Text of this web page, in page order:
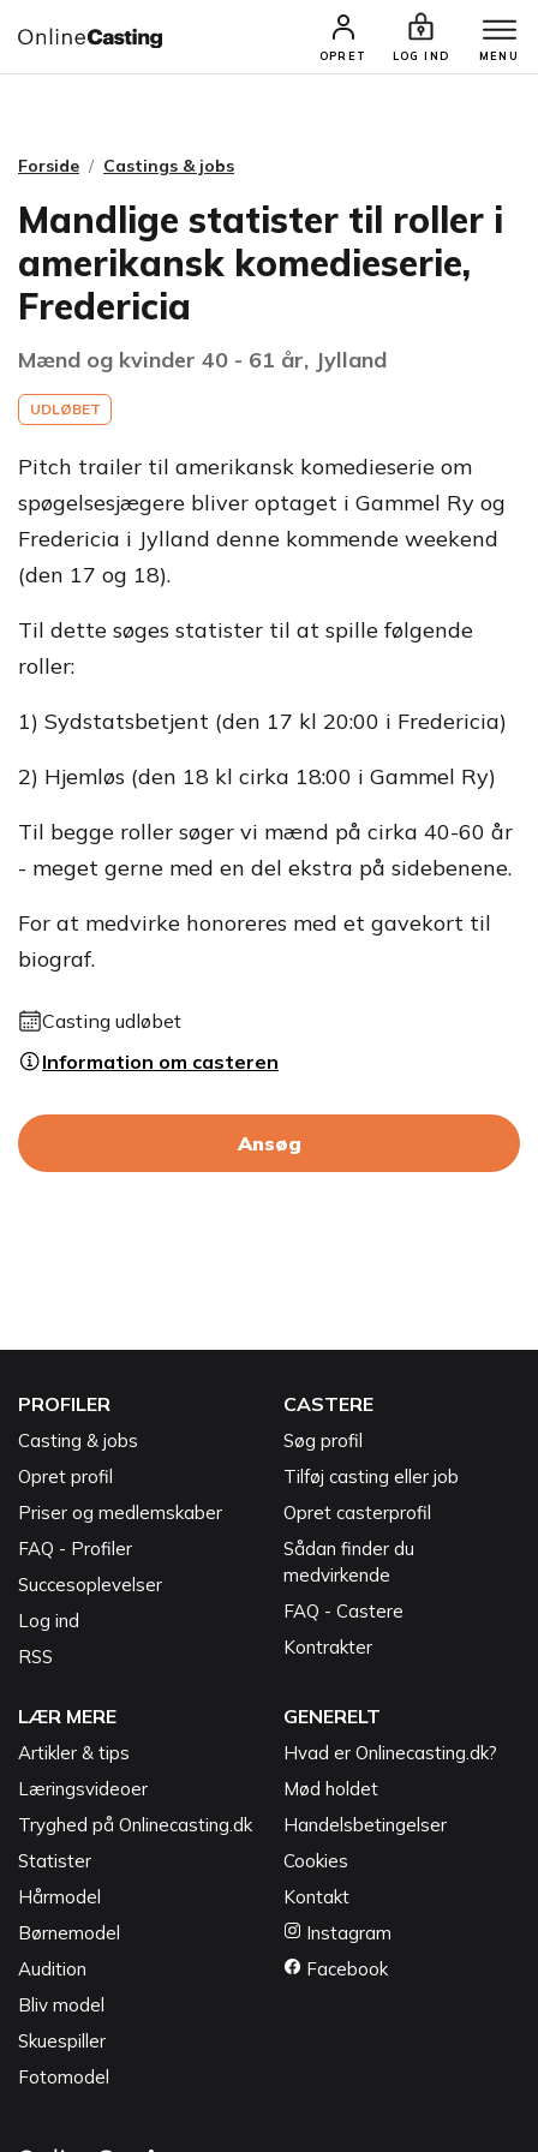
OPRET LOG IND MENU
CASTINGS & JOBS SØG PROFIL
Forside Castings & jobs
Mandlige statister til roller i
amerikansk komedieserie,
Fredericia
Mænd og kvinder 40 - 61 år, Jylland
UDLØBET
Pitch trailer til amerikansk komedieserie om
spøgelsesjægere bliver optaget i Gammel Ry og
Fredericia i Jylland denne kommende weekend
(den 17 og 18).
Til dette søges statister til at spille følgende
roller:
1) Sydstatsbetjent (den 17 kl 20:00 i Fredericia)
2) Hjemløs (den 18 kl cirka 18:00 i Gammel Ry)
Til begge roller søger vi mænd på cirka 40-60 år
- meget gerne med en del ekstra på sidebenene.
For at medvirke honoreres med et gavekort til
biograf.
Casting udløbet
Information om casteren
Ansøg
PROFILER
Casting & jobs
Opret profil
Priser og medlemskaber
FAQ - Profiler
Succesoplevelser
Log ind
RSS
CASTERE
Søg profil
Tilføj casting eller job
Opret casterprofil
Sådan finder du
medvirkende
FAQ - Castere
Kontrakter
LÆR MERE
Artikler & tips
Læringsvideoer
Tryghed på Onlinecasting.dk
Statister
Hårmodel
Børnemodel
Audition
Bliv model
Skuespiller
Fotomodel
GENERELT
Hvad er Onlinecasting.dk?
Mød holdet
Handelsbetingelser
Cookies
Kontakt
Instagram
Facebook